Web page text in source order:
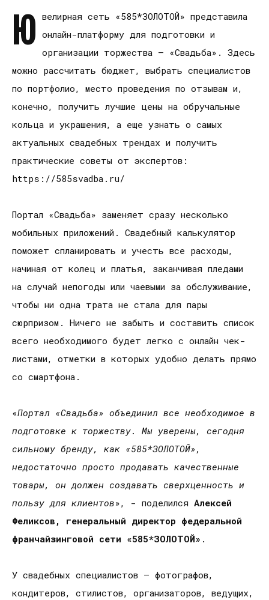
Ю велирная сеть «585*ЗОЛОТОЙ» представила
онлайн-платформу для подготовки и
организации торжества – «Свадьба». Здесь
можно рассчитать бюджет, выбрать специалистов
по портфолио, место проведения по отзывам и,
конечно, получить лучшие цены на обручальные
кольца и украшения, а еще узнать о самых
актуальных свадебных трендах и получить
практические советы от экспертов:
https://585svadba.ru/
Портал «Свадьба» заменяет сразу несколько
мобильных приложений. Свадебный калькулятор
поможет спланировать и учесть все расходы,
начиная от колец и платья, заканчивая пледами
на случай непогоды или чаевыми за обслуживание,
чтобы ни одна трата не стала для пары
сюрпризом. Ничего не забыть и составить список
всего необходимого будет легко с онлайн чек-
листами, отметки в которых удобно делать прямо
со смартфона.
«Портал «Свадьба» объединил все необходимое в
подготовке к торжеству. Мы уверены, сегодня
сильному бренду, как «585*ЗОЛОТОЙ»,
недостаточно просто продавать качественные
товары, он должен создавать сверхценность и
пользу для клиентов», - поделился Алексей
Феликсов, генеральный директор федеральной
франчайзинговой сети «585*ЗОЛОТОЙ» .
У свадебных специалистов – фотографов,
кондитеров, стилистов, организаторов, ведущих,